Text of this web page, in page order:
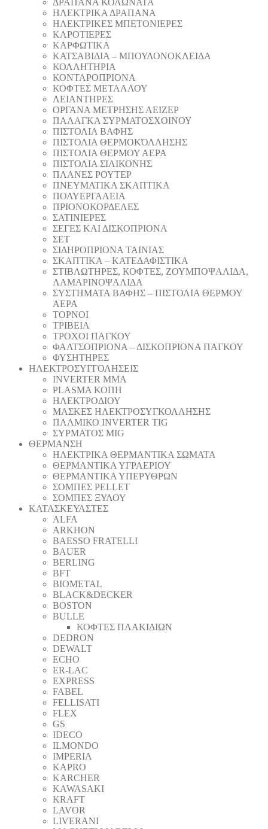
ΔΡΑΠΑΝΑ ΚΟΛΩΝΑΤΑ
ΗΛΕΚΤΡΙΚΑ ΔΡΑΠΑΝΑ
ΗΛΕΚΤΡΙΚΕΣ ΜΠΕΤΟΝΙΕΡΕΣ
ΚΑΡΟΤΙΕΡΕΣ
ΚΑΡΦΩΤΙΚΑ
ΚΑΤΣΑΒΙΔΙΑ – ΜΠΟΥΛΟΝΟΚΛΕΙΔΑ
ΚΟΛΛΗΤΗΡΙΑ
ΚΟΝΤΑΡΟΠΡΙΟΝΑ
ΚΟΦΤΕΣ ΜΕΤΑΛΛΟΥ
ΛΕΙΑΝΤΗΡEΣ
ΟΡΓΑΝΑ ΜΕΤΡΗΣΗΣ ΛΕΙΖΕΡ
ΠΑΛΑΓΚΑ ΣΥΡΜΑΤΟΣΧΟΙΝΟΥ
ΠΙΣΤΟΛΙΑ ΒΑΦΗΣ
ΠΙΣΤΟΛΙΑ ΘΕΡΜΟΚΌΛΛΗΣΗΣ
ΠΙΣΤΟΛΙΑ ΘΕΡΜΟΥ ΑΕΡΑ
ΠΙΣΤΟΛΙΑ ΣΙΛΙΚΟΝΗΣ
ΠΛΑΝΕΣ ΡΟΥΤΕΡ
ΠΝΕΥΜΑΤΙΚΑ ΣΚΑΠΤΙΚΑ
ΠΟΛΥΕΡΓΑΛΕΙΑ
ΠΡΙΟΝΟΚΟΡΔΕΛΕΣ
ΣΑΤΙΝΙΕΡΕΣ
ΣΕΓΕΣ ΚΑΙ ΔΙΣΚΟΠΡΙΟΝΑ
ΣΕΤ
ΣΙΔΗΡΟΠΡΙΟΝΑ ΤΑΙΝΙΑΣ
ΣΚΑΠΤΙΚΑ – ΚΑΤΕΔΑΦΙΣΤΙΚΑ
ΣΤΙΒΛΩΤΗΡΕΣ, ΚΟΦΤΕΣ, ΖΟΥΜΠΟΨΑΛΙΔΑ,
ΛΑΜΑΡΙΝΟΨΑΛΙΔΑ
ΣΥΣΤΗΜΑΤΑ ΒΑΦΗΣ – ΠΙΣΤΟΛΙΑ ΘΕΡΜΟΥ
ΑΕΡΑ
ΤΟΡΝΟΙ
ΤΡΙΒΕΙΑ
ΤΡΟΧΟΙ ΠΑΓΚΟΥ
ΦΑΛΤΣΟΠΡΙΟΝΑ – ΔΙΣΚΟΠΡΙΟΝΑ ΠΑΓΚΟΥ
ΦΥΣΗΤΗΡΕΣ
ΗΛΕΚΤΡΟΣΥΓΓΟΛΗΣΕΙΣ
INVERTER MMA
PLASMA ΚΟΠΗ
ΗΛΕΚΤΡΟΔΙΟΥ
ΜΑΣΚΕΣ ΗΛΕΚΤΡΟΣΥΓΚΟΛΛΗΣΗΣ
ΠΑΛΜΙΚΟ INVERTER TIG
ΣΥΡΜΑΤΟΣ MIG
ΘΕΡΜΑΝΣΗ
ΗΛΕΚΤΡΙΚΑ ΘΕΡΜΑΝΤΙΚΑ ΣΩΜΑΤΑ
ΘΕΡΜΑΝΤΙΚΑ ΥΓΡΑΕΡΙΟΥ
ΘΕΡΜΑΝΤΙΚΑ ΥΠΕΡΥΘΡΩΝ
ΣΟΜΠΕΣ PELLET
ΣΟΜΠΕΣ ΞΥΛΟΥ
ΚΑΤΑΣΚΕΥΑΣΤΕΣ
ALFA
ARKHON
BAESSO FRATELLI
BAUER
BERLING
BFT
BIOMETAL
BLACK&DECKER
BOSTON
BULLE
ΚΟΦΤΕΣ ΠΛΑΚΙΔΙΩΝ
DEDRON
DEWALT
ECHO
ER-LAC
EXPRESS
FABEL
FELLISATI
FLEX
GS
IDECO
ILMONDO
IMPERIA
KAPRO
KARCHER
KAWASAKI
KRAFT
LAVOR
LIVERANI